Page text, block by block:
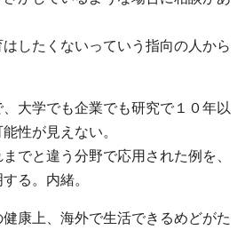
したくないっていう指向の人から
大学でも企業でも研究で１０年以
性が見えない。
でと違う分野で応用された例を、
る。内緒。
康上、海外で生活できるめどがた